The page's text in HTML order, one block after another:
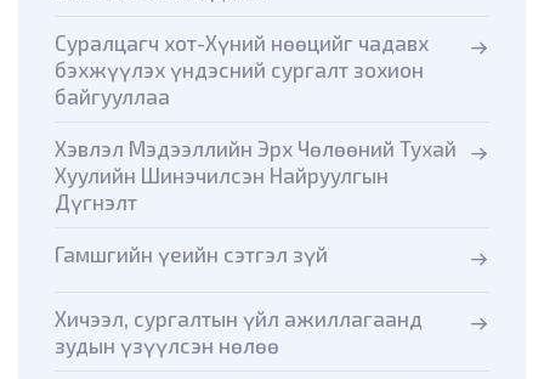
Суралцагч хот-Хүний нөөцийг чадавх
бэхжүүлэх үндэсний сургалт зохион
байгууллаа
Хэвлэл Мэдээллийн Эрх Чөлөөний Тухай
Хуулийн Шинэчилсэн Найруулгын
Дүгнэлт
Гамшгийн үеийн сэтгэл зүй
Хичээл, сургалтын үйл ажиллагаанд
зудын үзүүлсэн нөлөө